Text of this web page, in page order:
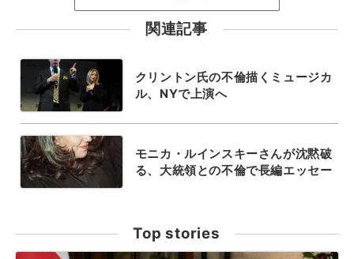
関連記事
クリントン氏の不倫描くミュージカ
ル、NYで上演へ
モニカ・ルインスキーさんが沈黙破
る、大統領との不倫で長編エッセー
Top stories